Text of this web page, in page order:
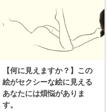
【何に見えますか？】この
絵がセクシーな絵に見える
あなたには煩悩がありま
す。